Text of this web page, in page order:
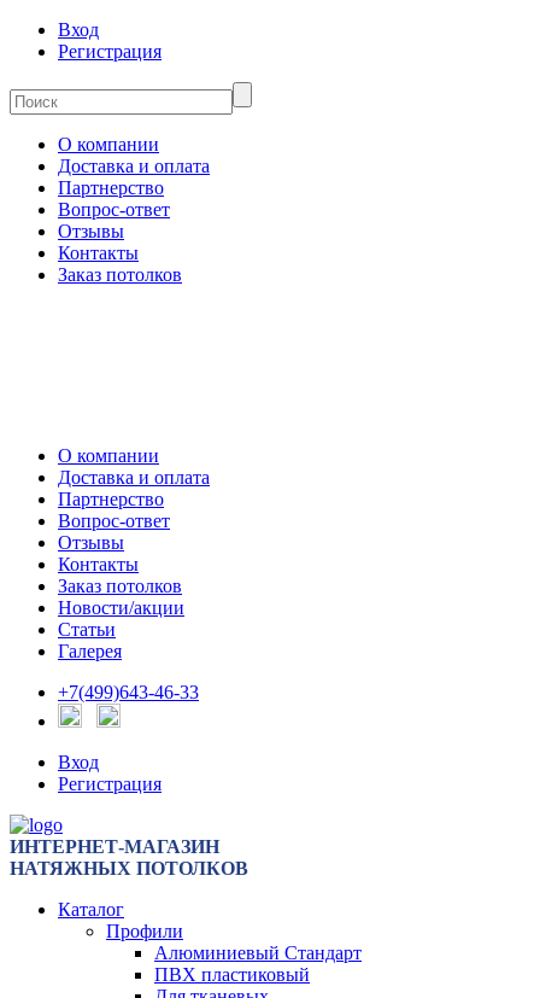
Вход
Регистрация
О компании
Доставка и оплата
Партнерство
Вопрос-ответ
Отзывы
Контакты
Заказ потолков
О компании
Доставка и оплата
Партнерство
Вопрос-ответ
Отзывы
Контакты
Заказ потолков
Новости/акции
Статьи
Галерея
+7(499)643-46-33
Вход
Регистрация
ИНТЕРНЕТ-МАГАЗИН
НАТЯЖНЫХ ПОТОЛКОВ
Каталог
Профили
Алюминиевый Стандарт
ПВХ пластиковый